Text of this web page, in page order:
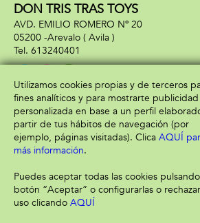
DON TRIS TRAS TOYS
AVD. EMILIO ROMERO Nº 20
05200 -Arevalo ( Avila )
613240401
Información
Aviso legal
Política de privacidad
Política de cookies
Utilizamos cookies propias y de terceros
fines analíticos y para mostrarte publicidad
personalizada en base a un perfil
partir de tus hábitos de navegación (por
ejemplo, páginas visitadas). Clica AQUÍ
más información.
Puedes aceptar todas las cookies
botón “Aceptar” o configurarlas o
uso clicando AQUÍ